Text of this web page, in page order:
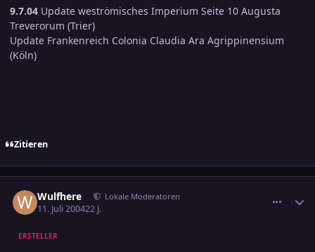
9.7.04 Update weströmisches Imperium Seite 10 Augusta
Treverorum (Trier)
Update Frankenreich Colonia Claudia Ara Agrippinensium
(Köln)
Zitieren
Wulfhere Lokale Moderatoren
11. Juli 200422 J.
ERSTELLER